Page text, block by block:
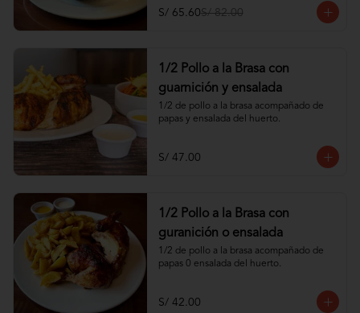
S/ 65.60S/ 82.00
1/2 Pollo a la Brasa con
guarnición y ensalada
1/2 de pollo a la brasa acompañado de
papas y ensalada del huerto.
S/ 47.00
1/2 Pollo a la Brasa con
guranición o ensalada
1/2 de pollo a la brasa acompañado de
papas 0 ensalada del huerto.
S/ 42.00